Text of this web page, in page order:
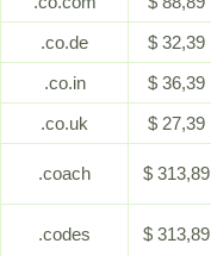
.co.de
$ 32,39
.co.in
$ 36,39
.co.uk
$ 27,39
.coach $ 313,89
.codes $ 313,89